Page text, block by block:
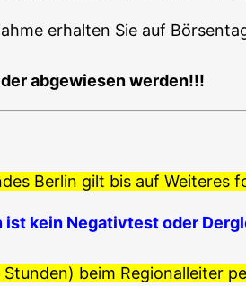
erhal­ten Sie auf
abge­wie­sen werden!!!
Ber­lin gilt bis auf Wei­te­res
ist kein Nega­tiv­test oder
beim Regio­nal­lei­ter